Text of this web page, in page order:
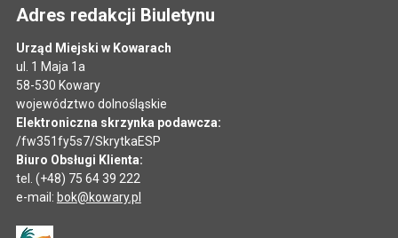
Adres redakcji Biuletynu
Urząd Miejski w Kowarach
ul. 1 Maja 1a
58-530 Kowary
województwo dolnośląskie
Elektroniczna skrzynka podawcza:
/fw351fy5s7/SkrytkaESP
Biuro Obsługi Klienta:
tel. (+48) 75 64 39 222
e-mail: bok@kowary.pl